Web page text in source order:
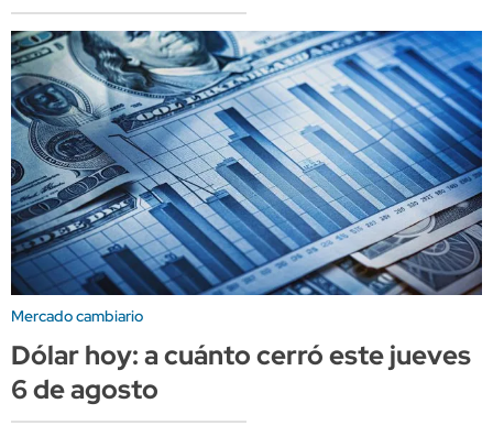
Mercado cambiario
Dólar hoy: a cuánto cerró este jueves
6 de agosto